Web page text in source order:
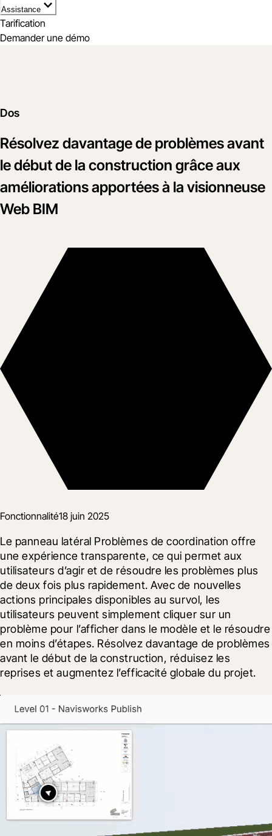
Assistance
Tarification
Demander une démo
Dos
Résolvez davantage de problèmes avant
le début de la construction grâce aux
améliorations apportées à la visionneuse
Web BIM
Fonctionnalité18 juin 2025
Le panneau latéral Problèmes de coordination offre
une expérience transparente, ce qui permet aux
utilisateurs d’agir et de résoudre les problèmes plus
de deux fois plus rapidement. Avec de nouvelles
actions principales disponibles au survol, les
utilisateurs peuvent simplement cliquer sur un
problème pour l’afficher dans le modèle et le résoudre
en moins d’étapes. Résolvez davantage de problèmes
avant le début de la construction, réduisez les
reprises et augmentez l’efficacité globale du projet.